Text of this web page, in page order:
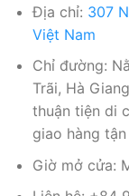
Địa chỉ: 307
Việt Nam
Chỉ đường:
Trãi, Hà
thuận tiện di
giao hàng
Giờ mở cửa: